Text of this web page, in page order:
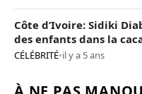
Côte d’Ivoire: Sidiki
des enfants dans la
CÉLÉBRITÉ•il y a 5 ans